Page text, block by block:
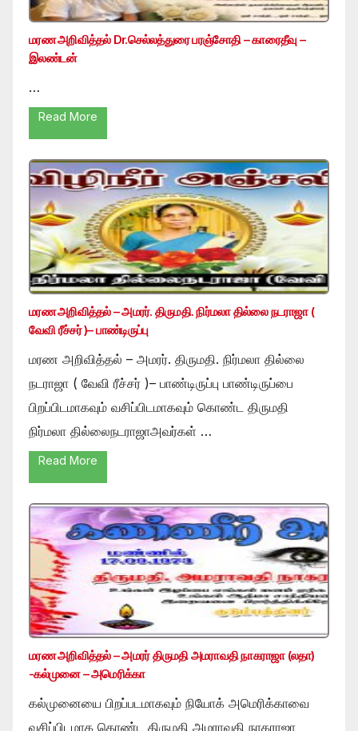
மரண அறிவித்தல் Dr.செல்லத்துரை பரஞ்சோதி – காரைதீவு –
இலண்டன்
…
Read More
மரண அறிவித்தல் – அமரர். திருமதி. நிர்மலா தில்லை நடராஜா (
வேவி ரீச்சர் )– பாண்டிருப்பு
மரண அறிவித்தல் – அமரர். திருமதி. நிர்மலா தில்லை
நடராஜா ( வேவி ரீச்சர் )– பாண்டிருப்பு பாண்டிருப்பை
பிறப்பிடமாகவும் வசிப்பிடமாகவும் கொண்ட திருமதி
நிர்மலா தில்லைநடராஜாஅவர்கள் …
Read More
மரண அறிவித்தல் – அமரர் திருமதி அமராவதி நாகராஜா (லதா)
-கல்முனை – அமெரிக்கா
கல்முனையை பிறப்படமாகவும் நியோக் அமெரிக்காவை
வசிப்பிடமாக கொண்ட திருமதி அமராவதி நாகராஜா